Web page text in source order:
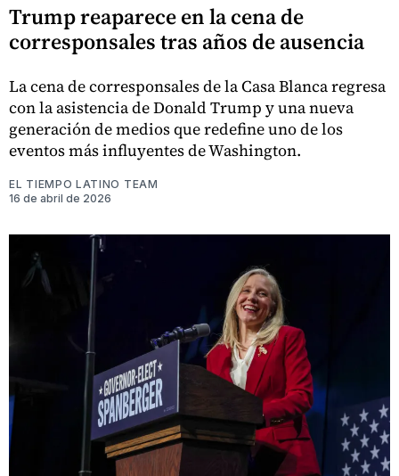
Trump reaparece en la cena de
corresponsales tras años de ausencia
La cena de corresponsales de la Casa Blanca regresa
con la asistencia de Donald Trump y una nueva
generación de medios que redefine uno de los
eventos más influyentes de Washington.
EL TIEMPO LATINO TEAM
16 de abril de 2026